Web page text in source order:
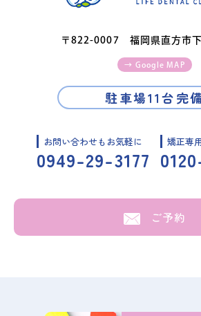
〒822-0007 福岡県直方市
→ Google MAP
駐車場11台完
お問い合わせもお気軽に
0949-29-3177
矯正専
ご予約